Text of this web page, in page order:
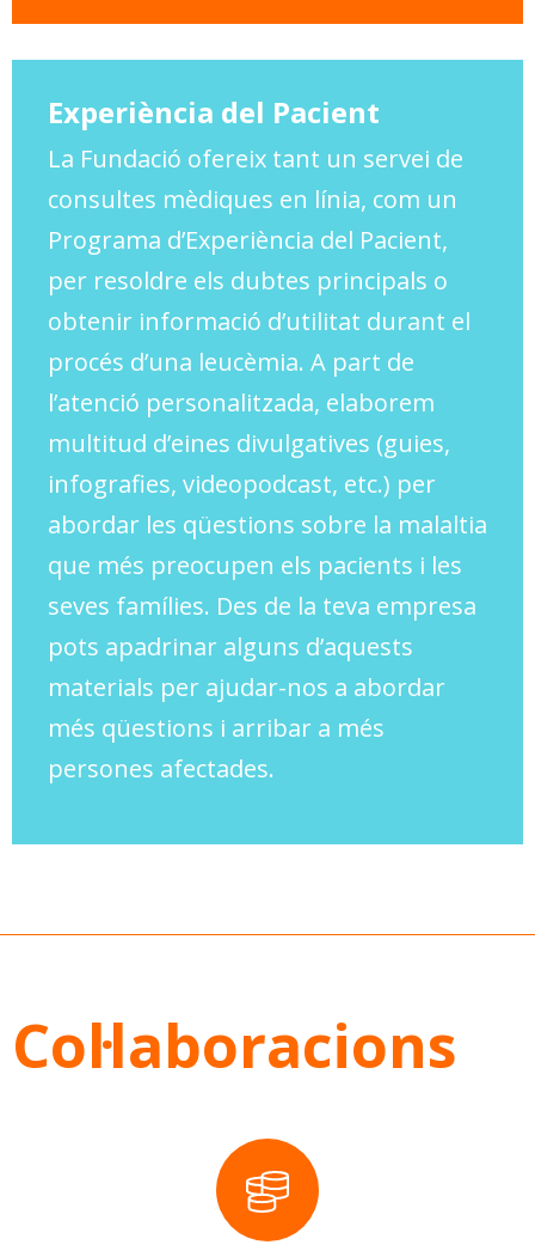
Experiència del Pacient
La Fundació ofereix tant un servei de
consultes mèdiques en línia, com un
Programa d’Experiència del Pacient,
per resoldre els dubtes principals o
obtenir informació d’utilitat durant el
procés d’una leucèmia. A part de
l’atenció personalitzada, elaborem
multitud d’eines divulgatives (guies,
infografies, videopodcast, etc.) per
abordar les qüestions sobre la malaltia
que més preocupen els pacients i les
seves famílies. Des de la teva empresa
pots apadrinar alguns d’aquests
materials per ajudar-nos a abordar
més qüestions i arribar a més
persones afectades.
Col·laboracions